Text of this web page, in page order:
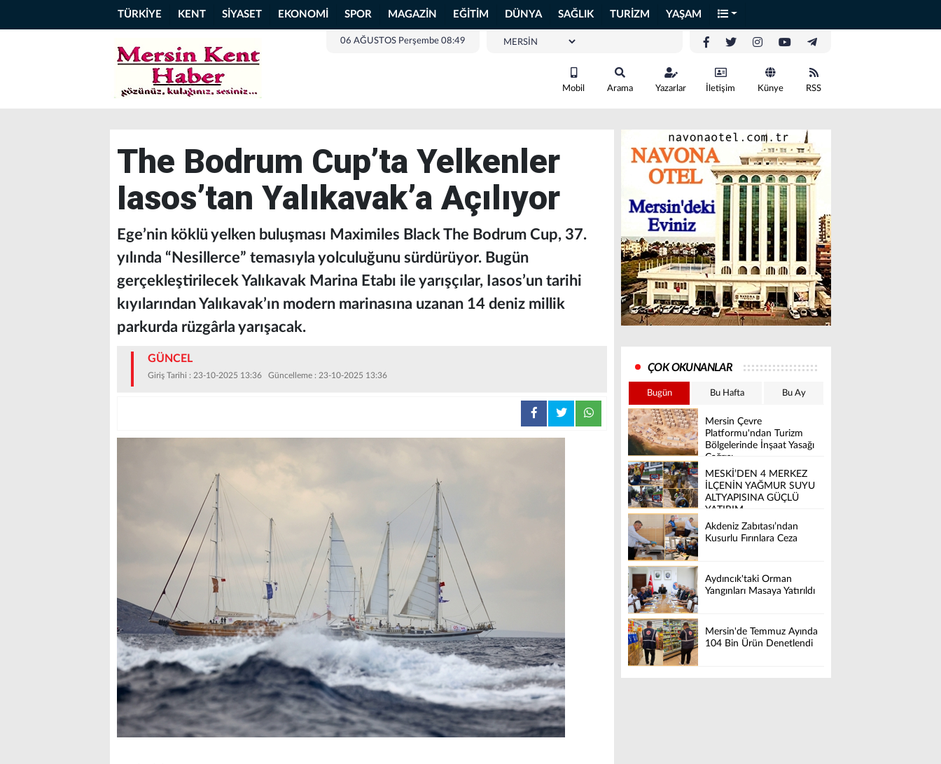
TÜRKİYE KENT SİYASET EKONOMİ SPOR MAGAZİN EĞİTİM DÜNYA SAĞLIK TURİZM YAŞAM
06 AĞUSTOS Perşembe 08:49
Mobil Arama Yazarlar İletişim Künye RSS
The Bodrum Cup’ta Yelkenler
Iasos’tan Yalıkavak’a Açılıyor
Ege’nin köklü yelken buluşması Maximiles Black The Bodrum Cup, 37.
yılında “Nesillerce” temasıyla yolculuğunu sürdürüyor. Bugün
gerçekleştirilecek Yalıkavak Marina Etabı ile yarışçılar, Iasos’un tarihi
kıyılarından Yalıkavak’ın modern marinasına uzanan 14 deniz millik
parkurda rüzgârla yarışacak.
GÜNCEL
Giriş Tarihi : 23-10-2025 13:36 Güncelleme : 23-10-2025 13:36
ÇOK OKUNANLAR
Bugün Bu Hafta Bu Ay
Mersin Çevre
Platformu'ndan Turizm
Bölgelerinde İnşaat Yasağı
Çağrısı
MESKİ’DEN 4 MERKEZ
İLÇENİN YAĞMUR SUYU
ALTYAPISINA GÜÇLÜ
YATIRIM
Akdeniz Zabıtası’ndan
Kusurlu Fırınlara Ceza
Aydıncık'taki Orman
Yangınları Masaya Yatırıldı
Mersin'de Temmuz Ayında
104 Bin Ürün Denetlendi